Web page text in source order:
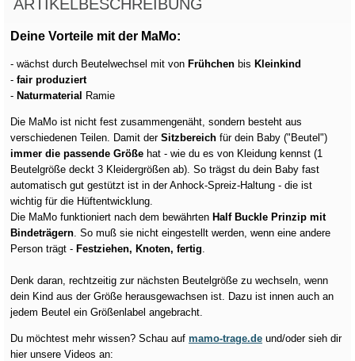
ARTIKELBESCHREIBUNG
Deine Vorteile mit der MaMo:
- wächst durch Beutelwechsel mit von Frühchen bis Kleinkind
- fair produziert
- Naturmaterial Ramie
Die MaMo ist nicht fest zusammengenäht, sondern besteht aus
verschiedenen Teilen. Damit der Sitzbereich für dein Baby ("Beutel")
immer die passende Größe hat - wie du es von Kleidung kennst (1
Beutelgröße deckt 3 Kleidergrößen ab). So trägst du dein Baby fast
automatisch gut gestützt ist in der Anhock-Spreiz-Haltung - die ist
wichtig für die Hüftentwicklung.
Die MaMo funktioniert nach dem bewährten Half Buckle Prinzip mit
Bindeträgern . So muß sie nicht eingestellt werden, wenn eine andere
Person trägt - Festziehen, Knoten, fertig
Denk daran, rechtzeitig zur nächsten Beutelgröße zu wechseln, wenn
dein Kind aus der Größe herausgewachsen ist. Dazu ist innen auch an
jedem Beutel ein Größenlabel angebracht.
Du möchtest mehr wissen? Schau auf mamo-trage.de und/oder sieh dir
hier unsere Videos an: